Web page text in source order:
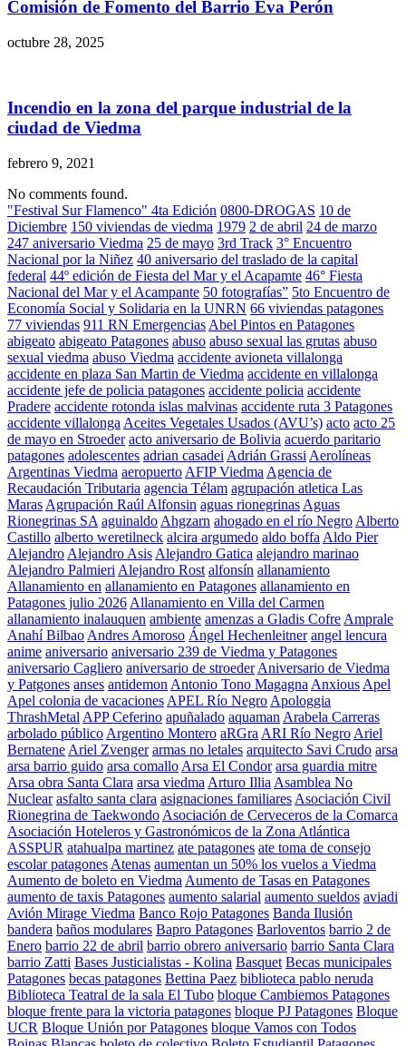
Comisión de Fomento del Barrio Eva Perón
octubre 28, 2025
Incendio en la zona del parque industrial de la
ciudad de Viedma
febrero 9, 2021
No comments found.
"Festival Sur Flamenco" 4ta Edición 0800-DROGAS 10 de
Diciembre 150 viviendas de viedma 1979 2 de abril 24 de marzo
247 aniversario Viedma 25 de mayo 3rd Track 3° Encuentro
Nacional por la Niñez 40 aniversario del traslado de la capital
federal 44º edición de Fiesta del Mar y el Acapamte 46° Fiesta
Nacional del Mar y el Acampante 50 fotografías” 5to Encuentro de
Economía Social y Solidaria en la UNRN 66 viviendas patagones
77 viviendas 911 RN Emergencias Abel Pintos en Patagones
abigeato abigeato Patagones abuso abuso sexual las grutas abuso
sexual viedma abuso Viedma accidente avioneta villalonga
accidente en plaza San Martin de Viedma accidente en villalonga
accidente jefe de policia patagones accidente policia accidente
Pradere accidente rotonda islas malvinas accidente ruta 3 Patagones
accidente villalonga Aceites Vegetales Usados (AVU’s) acto acto 25
de mayo en Stroeder acto aniversario de Bolivia acuerdo paritario
patagones adolescentes adrian casadei Adrián Grassi Aerolíneas
Argentinas Viedma aeropuerto AFIP Viedma Agencia de
Recaudación Tributaria agencia Télam agrupación atletica Las
Maras Agrupación Raúl Alfonsin aguas rionegrinas Aguas
Rionegrinas SA aguinaldo Ahgzarn ahogado en el río Negro Alberto
Castillo alberto weretilneck alcira argumedo aldo boffa Aldo Pier
Alejandro Alejandro Asis Alejandro Gatica alejandro marinao
Alejandro Palmieri Alejandro Rost alfonsín allanamiento
Allanamiento en allanamiento en Patagones allanamiento en
Patagones julio 2026 Allanamiento en Villa del Carmen
allanamiento inalauquen ambiente amenzas a Gladis Cofre Amprale
Anahí Bilbao Andres Amoroso Ángel Hechenleitner angel lencura
anime aniversario aniversario 239 de Viedma y Patagones
aniversario Cagliero aniversario de stroeder Aniversario de Viedma
y Patgones anses antidemon Antonio Tono Magagna Anxious Apel
Apel colonia de vacaciones APEL Río Negro Apologgia
ThrashMetal APP Ceferino apuñalado aquaman Arabela Carreras
arbolado público Argentino Montero aRGra ARI Río Negro Ariel
Bernatene Ariel Zvenger armas no letales arquitecto Savi Crudo arsa
arsa barrio guido arsa comallo Arsa El Condor arsa guardia mitre
Arsa obra Santa Clara arsa viedma Arturo Illia Asamblea No
Nuclear asfalto santa clara asignaciones familiares Asociación Civil
Rionegrina de Taekwondo Asociación de Cerveceros de la Comarca
Asociación Hoteleros y Gastronómicos de la Zona Atlántica
ASSPUR atahualpa martinez ate patagones ate toma de consejo
escolar patagones Atenas aumentan un 50% los vuelos a Viedma
Aumento de boleto en Viedma Aumento de Tasas en Patagones
aumento de taxis Patagones aumento salarial aumento sueldos aviadi
Avión Mirage Viedma Banco Rojo Patagones Banda Ilusión
bandera baños modulares Bapro Patagones Barloventos barrio 2 de
Enero barrio 22 de abril barrio obrero aniversario barrio Santa Clara
barrio Zatti Bases Justicialistas - Kolina Basquet Becas municipales
Patagones becas patagones Bettina Paez biblioteca pablo neruda
Biblioteca Teatral de la sala El Tubo bloque Cambiemos Patagones
bloque frente para la victoria patagones bloque PJ Patagones Bloque
UCR Bloque Unión por Patagones bloque Vamos con Todos